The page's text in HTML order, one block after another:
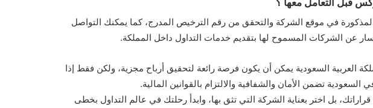
المذكورة في موقع الشركة والتحقق من رقم الترخيص المدرج، كما يمكنك التواصل
عن الشركات المسموح لها بتقديم خدمات التداول داخل المملكة.
العربية السعودية يمكن أن يكون فرصة رائعة لتحقيق أرباح مجزية، ولكن فقط إذا
تضمن الأمان والشفافية والالتزام بالقوانين المالية.
بل اختر بعناية الشركة التي تثق بها، وابدأ رحلتك في عالم التداول بخطى